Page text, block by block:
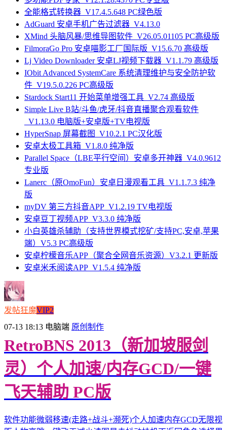
全能格式转换器_V17.4.5.648 PC绿色版
AdGuard 安卓手机广告过滤器_V4.13.0
XMind 头脑风暴/思维导图软件_V26.05.01105 PC高级版
FilmoraGo Pro 安卓喵影工厂国际版_V15.6.70 高级版
Lj Video Downloader 安卓LJ视频下载器_V1.1.79 高级版
IObit Advanced SystemCare 系统清理维护与安全防护软
件_V19.5.0.226 PC高级版
Stardock Start11 开始菜单增强工具_V2.74 高级版
Simple Live B站/斗鱼/虎牙/抖音直播聚合观看软件
_V1.13.0 电脑版+安卓版+TV电视版
HyperSnap 屏幕截图_V10.2.1 PC汉化版
安卓太极工具箱_V1.8.0 纯净版
Parallel Space（LBE平行空间）安卓多开神器_V4.0.9612
专业版
Lanerc（原OmoFun）安卓日漫观看工具_V1.1.7.3 纯净
版
myDV 第三方抖音APP_V1.2.19 TV电视版
安卓豆丁视频APP_V3.3.0 纯净版
小白英雄杀辅助（支持世界模式挖矿/支持PC,安卓,苹果
端）V5.3 PC高级版
安卓柠檬音乐APP（聚合全网音乐资源）V3.2.1 更新版
安卓米禾阅读APP_V1.5.4 纯净版
发帖狂魔VIP2
07-13 18:13 电脑端 原创制作
RetroBNS 2013（新加坡服剑
灵）个人加速/内存GCD/一键
飞天辅助 PC版
软件功能微弱移速(走路+战斗+濒死)个人加速内存GCD无限视